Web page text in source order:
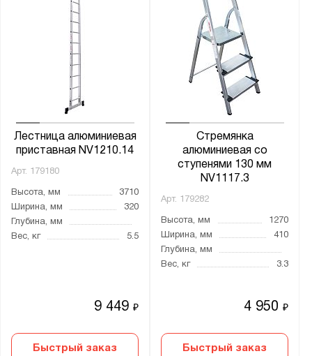
Лестница алюминиевая
приставная NV1210.14
Арт. 179180
Высота, мм
3710
Ширина, мм
320
Глубина, мм
Вес, кг
5.5
9 449₽
Быстрый заказ
Стремянка
алюминиевая со
ступенями 130 мм
NV1117.3
Арт. 179282
Высота, мм
1270
Ширина, мм
410
Глубина, мм
Вес, кг
3.3
4 950₽
Быстрый заказ
5270
5290
5320
5340
5350
5370
5380
5390
5410